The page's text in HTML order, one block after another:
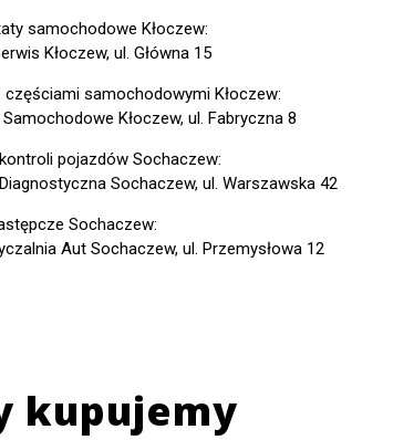
samochodowe Kłoczew:
Kłoczew, ul. Główna 15
częściami samochodowymi Kłoczew:
Kłoczew, ul. Fabryczna 8
pojazdów Sochaczew:
Sochaczew, ul. Warszawska 42
Sochaczew:
Aut Sochaczew, ul. Przemysłowa 12
kupujemy